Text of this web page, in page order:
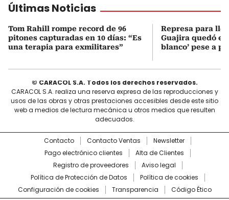
Últimas Noticias
Tom Rahill rompe record de 96
pitones capturadas en 10 días: “Es
una terapia para exmilitares”
Represa para
Guajira quedó en
blanco’ pese a
© CARACOL S.A. Todos los derechos reservados.
CARACOL S.A. realiza una reserva expresa de las reproducciones y
usos de las obras y otras prestaciones accesibles desde este sitio
web a medios de lectura mecánica u otros medios que resulten
adecuados.
Contacto Contacto Ventas
Newsletter
Pago electrónico clientes
Alta de Clientes
Registro de proveedores
Aviso legal
Política de Protección de Datos
Política de cookies
Configuración de cookies
Transparencia Código Ético